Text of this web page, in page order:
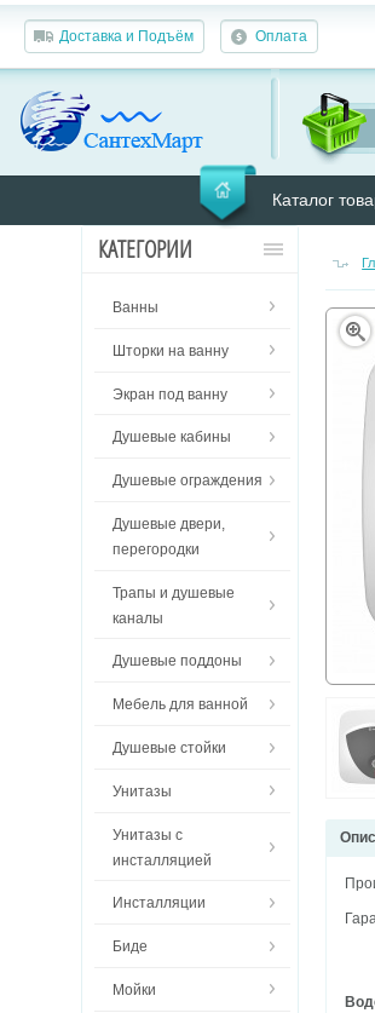
Доставка и Подъём Оплата
Каталог
КАТЕГОРИИ
Ванны
Шторки на ванну
Экран под ванну
Душевые кабины
Душевые ограждения
Душевые двери,
перегородки
Трапы и душевые
каналы
Душевые поддоны
Мебель для ванной
Душевые стойки
Унитазы
Унитазы с
инсталляцией
Инсталляции
Биде
Мойки